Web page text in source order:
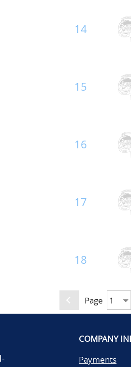
14
15
16
17
18
Page
COMPANY
Payments